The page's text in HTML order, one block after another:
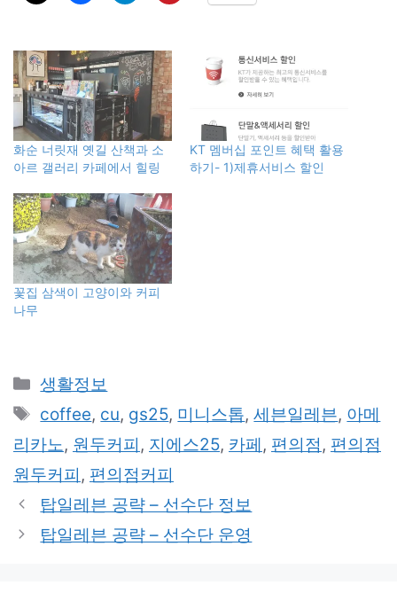
화순 너릿재 옛길 산책과 소
아르 갤러리 카페에서 힐링
KT 멤버십 포인트 혜택 활용
하기- 1)제휴서비스 할인
꽃집 삼색이 고양이와 커피
나무
카
테
리
생활정보
태
그
coffee, cu, gs25, 미니스톱,세븐일레븐, 아메
리카노, 원두커피 , 지에스25, 카페, 편의점 , 편의점
원두커피 , 편의점커피
탑일레븐 공략 – 선수단 정보
탑일레븐 공략 – 선수단 운영